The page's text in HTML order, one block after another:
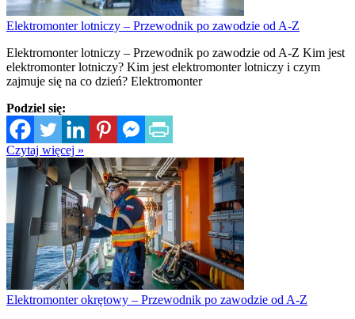
Elektromonter lotniczy – Przewodnik po zawodzie od A-Z
Elektromonter lotniczy – Przewodnik po zawodzie od A-Z Kim jest
elektromonter lotniczy? Kim jest elektromonter lotniczy i czym
zajmuje się na co dzień? Elektromonter
Podziel się:
Czytaj więcej »
Elektromonter okrętowy – Przewodnik po zawodzie od A-Z